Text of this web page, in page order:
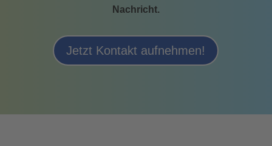
Nachricht.
Jetzt Kontakt aufnehmen!